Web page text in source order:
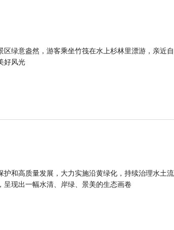
区绿意盎然，游客乘坐竹筏在水上杉林里漂游，亲近自
好风光
护和高质量发展，大力实施沿黄绿化，持续治理水土流
呈现出一幅水清、岸绿、景美的生态画卷